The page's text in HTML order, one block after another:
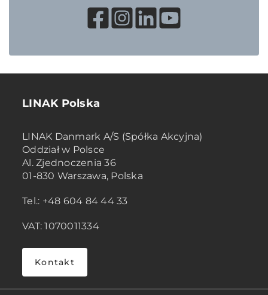
LINAK Polska
LINAK Danmark A/S (Spółka Akcyjna)
Oddział w Polsce
Al. Zjednoczenia 36
01-830 Warszawa, Polska
Tel.: +48 604 84 44 33
VAT: 1070011334
Kontakt